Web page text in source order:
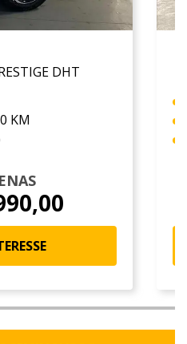
DHT
KM